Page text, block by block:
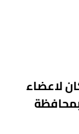
لاعضاء